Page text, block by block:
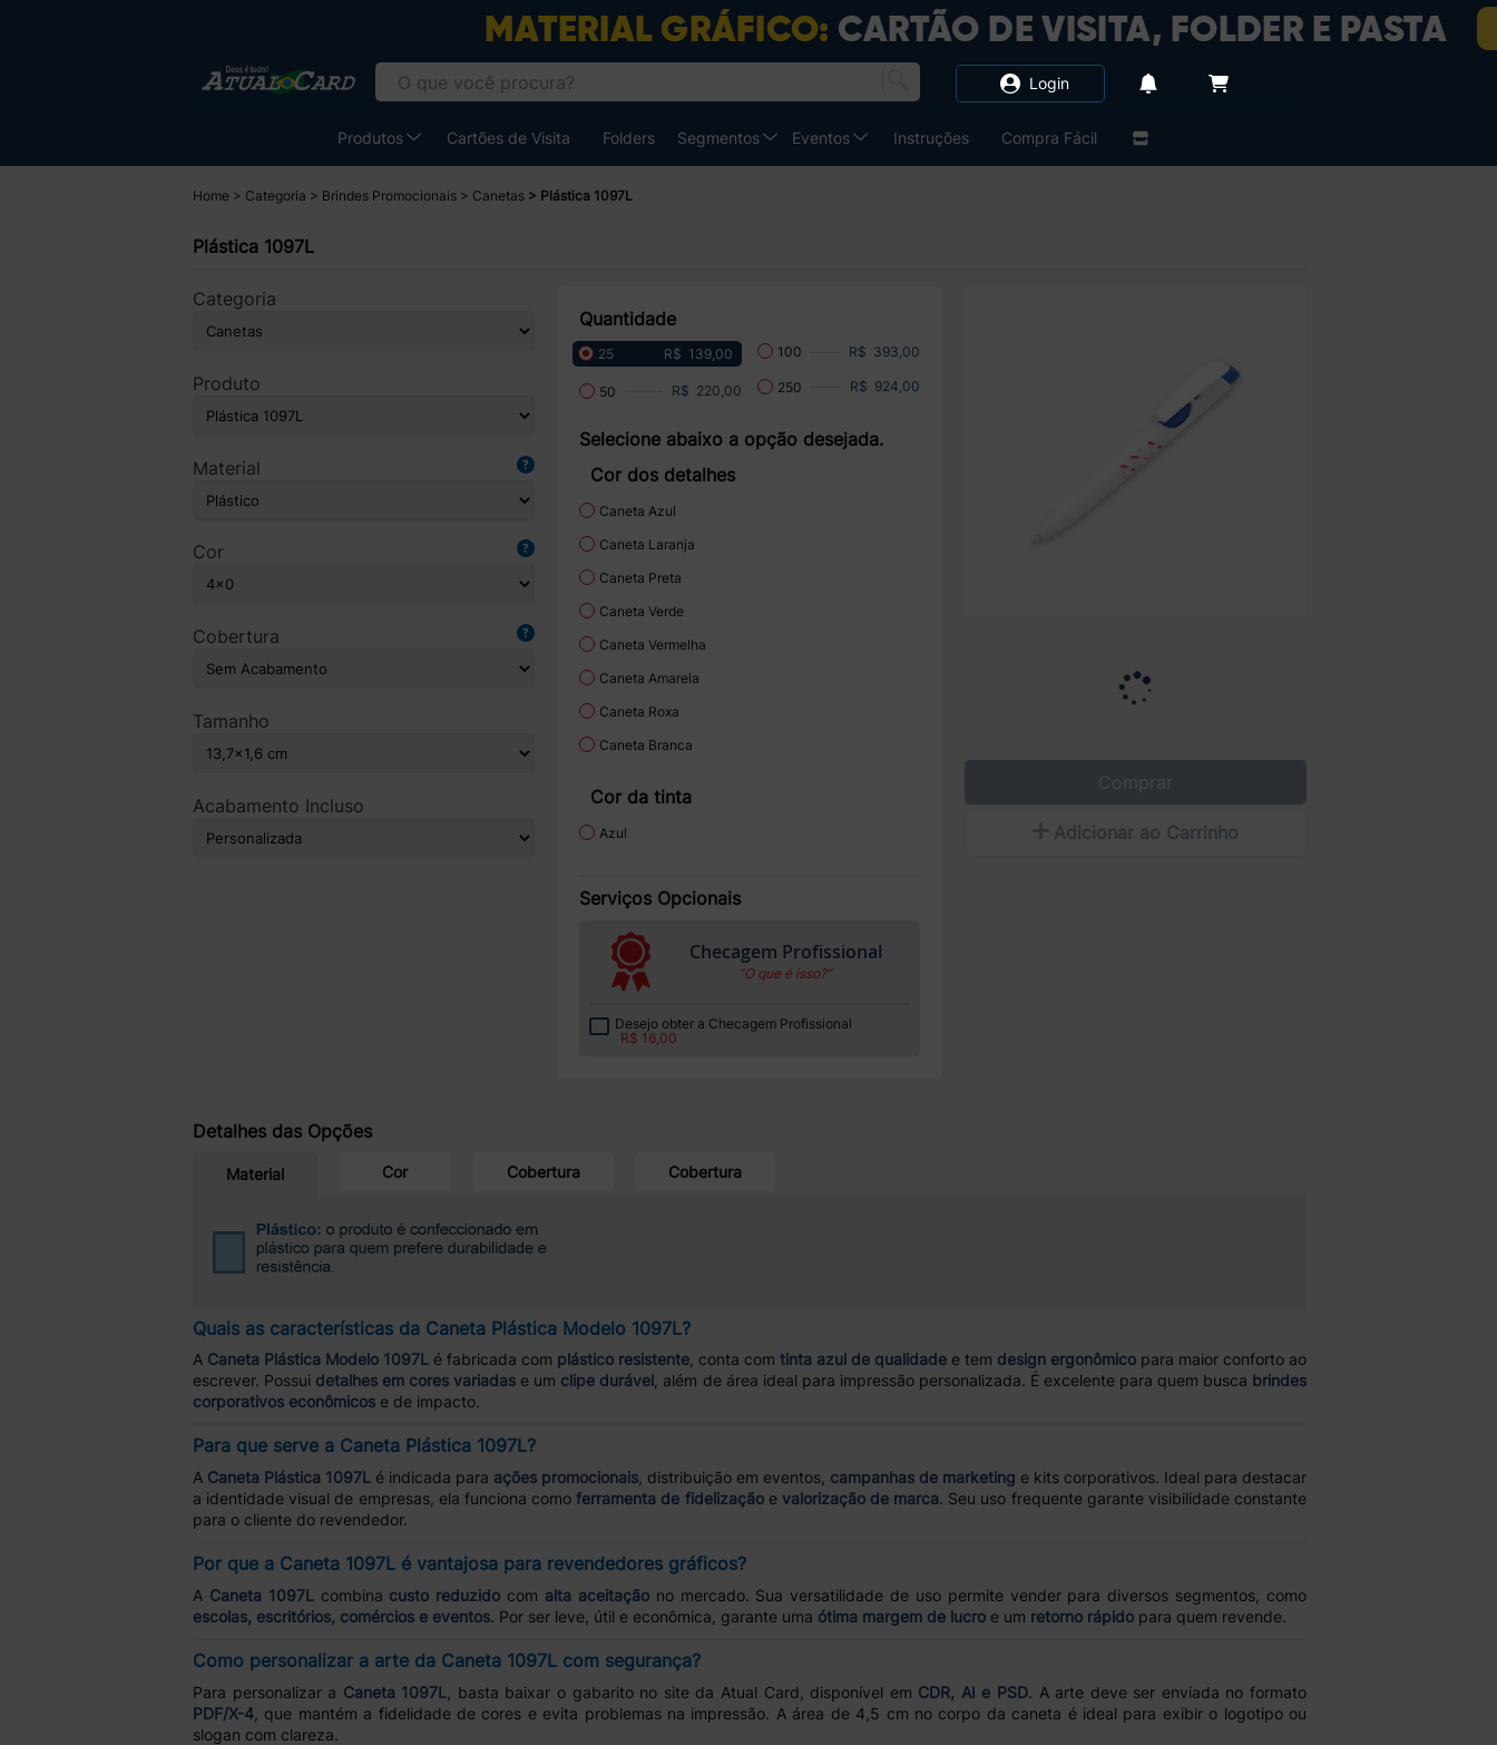
Produtos Cartões de Visita Folders Segmentos Eventos Instruções Compra Fácil
Login
Home Categoria Brindes Promocionais Canetas Plástica 1097L
Plástica 1097L
Categoria
Produto
Material
Cor
Cobertura
Tamanho
Acabamento Incluso
Quantidade
25 R$ 139,00
50 R$ 220,00
100 R$ 393,00
250 R$ 924,00
Selecione abaixo a opção desejada.
Cor dos detalhes
Caneta Azul
Caneta Laranja
Caneta Preta
Caneta Verde
Caneta Vermelha
Caneta Amarela
Caneta Roxa
Caneta Branca
Cor da tinta
Azul
Serviços Opcionais
Checagem Profissional
“O que é isso?”
Desejo obter a Checagem Profissional
R$ 16,00
Comprar
Adicionar ao Carrinho
Detalhes das Opções
Material Cor Cobertura Cobertura
Quais as características da Caneta Plástica Modelo 1097L?
A Caneta Plástica Modelo 1097L é fabricada com plástico resistente, conta com tinta azul de qualidade e tem design ergonômico para maior conforto ao
escrever. Possui detalhes em cores variadas e um clipe durável , além de área ideal para impressão personalizada. É excelente para quem busca brindes
corporativos econômicos e de impacto.
Para que serve a Caneta Plástica 1097L?
A Caneta Plástica 1097L é indicada para ações promocionais , distribuição em eventos, campanhas de marketing e kits corporativos. Ideal para destacar
a identidade visual de empresas, ela funciona comoferramenta de fidelizaçãoe valorização de marca. Seu uso frequente garante visibilidade constante
para o cliente do revendedor.
Por que a Caneta 1097L é vantajosa para revendedores gráficos?
A Caneta 1097Lcombina custo reduzido com alta aceitaçãono mercado. Sua versatilidade de uso permite vender para diversos segmentos, como
escolas, escritórios, comércios e eventos. Por ser leve, útil e econômica, garante uma ótima margem de lucro e um retorno rápido para quem revende.
Como personalizar a arte da Caneta 1097L com segurança?
Para personalizar a Caneta 1097L , basta baixar o gabarito no site da Atual Card, disponível em CDR, AI e PSD. A arte deve ser enviada no formato
PDF/X-4 , que mantém a fidelidade de cores e evita problemas na impressão. A área de 4,5 cm no corpo da caneta é ideal para exibir o logotipo ou
slogan com clareza.